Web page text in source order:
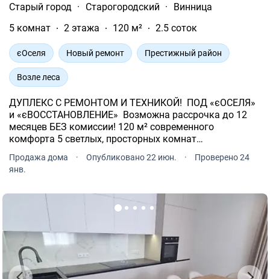
Старый город · Старогородский ·
Винница
5 комнат
2 этажа 120 м² 2.5 соток
єОселя Новый ремонт Престижный район
Возле леса
ДУПЛЕКС С РЕМОНТОМ И ТЕХНИКОЙ! ️ ПОД «єОСЕЛЯ»
и «єВОССТАНОВЛЕНИЕ» ️ Возможна рассрочка до 12
месяцев БЕЗ комиссии! 120 м² современного
комфорта 5 светлых, просторных комнат
Дизайнерский ремонт + тёплый пол Собственный
участок 2, 5 сотки идеально для барбекю или сада.
Продажа дома · Опубликовано 22 июн. ·
Проверено 24
янв.